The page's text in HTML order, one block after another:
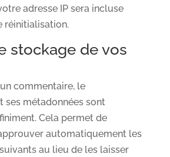
adresse IP sera incluse
réinitialisation.
stockage de vos
commentaire, le
ses métadonnées sont
Cela permet de
automatiquement les
au lieu de les laisser